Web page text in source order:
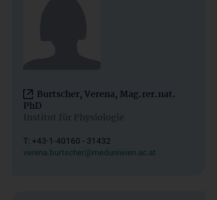
Burtscher, Verena, Mag.rer.nat.
PhD
Institut für Physiologie
T: +43-1-40160 - 31432
verena.burtscher@meduniwien.ac.at